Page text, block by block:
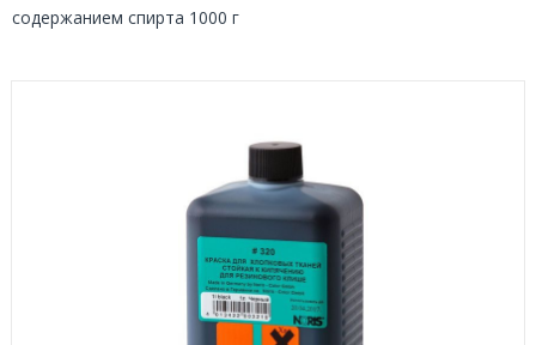
содержанием спирта 1000 г